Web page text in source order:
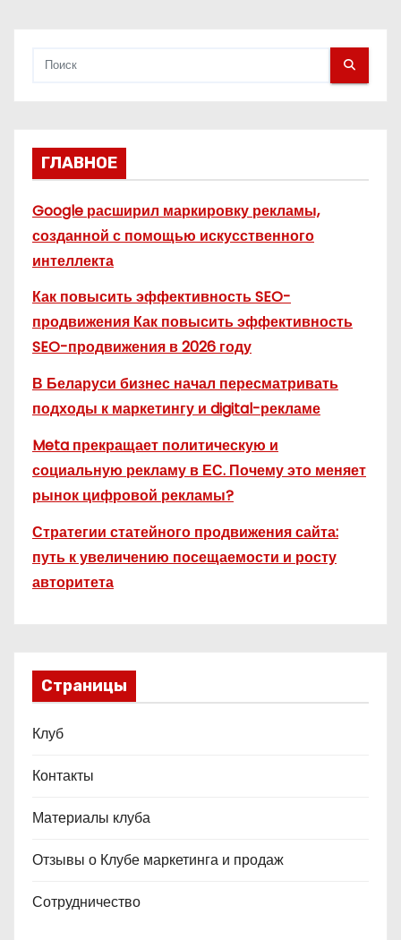
ГЛАВНОЕ
Google расширил маркировку рекламы,
созданной с помощью искусственного
интеллекта
Как повысить эффективность SEO-
продвижения Как повысить эффективность
SEO-продвижения в 2026 году
В Беларуси бизнес начал пересматривать
подходы к маркетингу и digital-рекламе
Meta прекращает политическую и
социальную рекламу в ЕС. Почему это меняет
рынок цифровой рекламы?
Стратегии статейного продвижения сайта:
путь к увеличению посещаемости и росту
авторитета
Страницы
Клуб
Контакты
Материалы клуба
Отзывы о Клубе маркетинга и продаж
Сотрудничество